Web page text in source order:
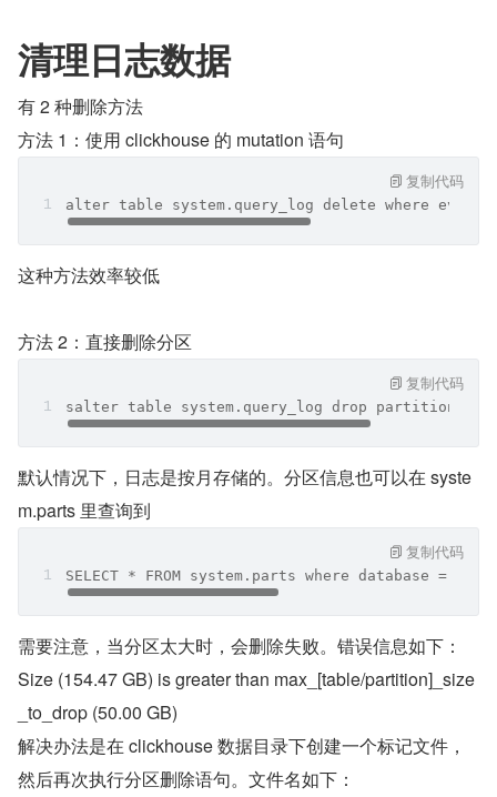
清理日志数据
有 2 种删除方法
方法 1：使用 clickhouse 的 mutation 语句
alter table system.query_log delete where
复制代码
这种方法效率较低
方法 2：直接删除分区
salter table system.query_log drop partition
复制代码
默认情况下，日志是按月存储的。分区信息也可以在 syste
m.parts 里查询到
SELECT * FROM system.parts where database =
复制代码
需要注意，当分区太大时，会删除失败。错误信息如下：
Size (154.47 GB) is greater than max_[table/partition]_size
_to_drop (50.00 GB)
解决办法是在 clickhouse 数据目录下创建一个标记文件，
然后再次执行分区删除语句。文件名如下：